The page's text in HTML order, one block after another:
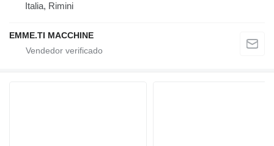
Italia, Rimini
EMME.TI MACCHINE